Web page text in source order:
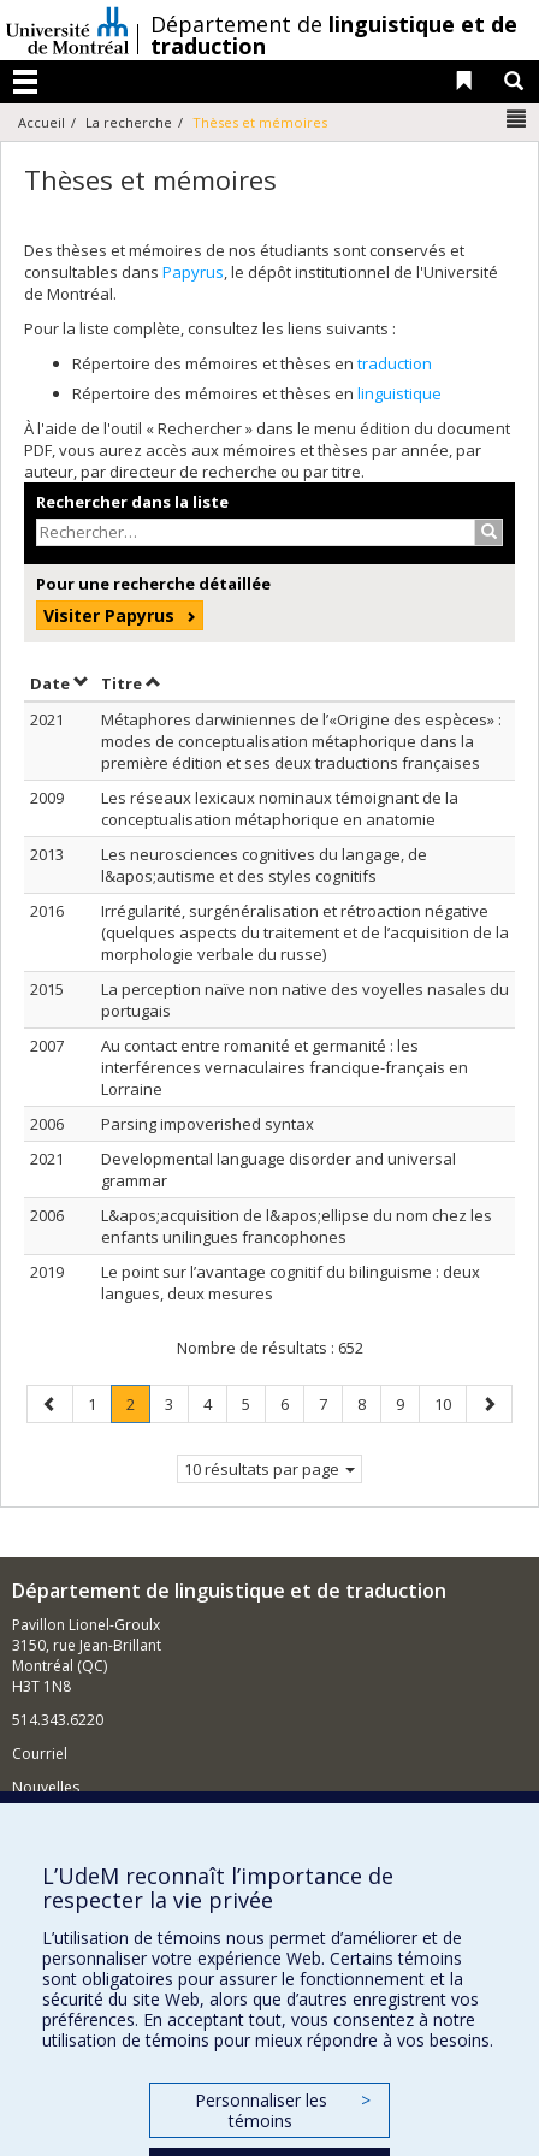
au
contenu
/Département de linguistique et de
traduction
Menu
Liens
Accueil La recherche Thèses et mémoires
Thèses et mémoires
Des thèses et mémoires de nos étudiants sont conservés et
consultables dans Papyrus, le dépôt institutionnel de l'Université
de Montréal.
Pour la liste complète, consultez les liens suivants :
Répertoire des mémoires et thèses en traduction
Répertoire des mémoires et thèses en linguistique
À l'aide de l'outil « Rechercher » dans le menu édition du document
PDF, vous aurez accès aux mémoires et thèses par année, par
auteur, par directeur de recherche ou par titre.
Rechercher dans la liste
Pour une recherche détaillée
Visiter Papyrus
DateTrier par date en ordre décroissant
TitreTrier par titre en ordre décroissant
2021
Métaphores darwiniennes de l’«Origine des espèces» :
modes de conceptualisation métaphorique dans la
première édition et ses deux traductions françaises
2009
Les réseaux lexicaux nominaux témoignant de la
conceptualisation métaphorique en anatomie
2013
Les neurosciences cognitives du langage, de
l&apos;autisme et des styles cognitifs
2016
Irrégularité, surgénéralisation et rétroaction négative
(quelques aspects du traitement et de l’acquisition de la
morphologie verbale du russe)
2015
La perception naïve non native des voyelles nasales du
portugais
2007
Au contact entre romanité et germanité : les
interférences vernaculaires francique-français en
Lorraine
2006
Parsing impoverished syntax
2021
Developmental language disorder and universal
grammar
2006
L&apos;acquisition de l&apos;ellipse du nom chez les
enfants unilingues francophones
2019
Le point sur l’avantage cognitif du bilinguisme : deux
langues, deux mesures
Nombre de résultats : 652
Page
précédente
Page
1 Page
2
Page
Page
3 Page
4 Page
5 Page
6 Page
7 Page
8 Page
9 Page
10
Page
10 résultats par page
Département de linguistique et de traduction
Pavillon Lionel-Groulx
3150, rue Jean-Brillant
Montréal (QC)
H3T 1N8
514.343.6220
Courriel
Nouvelles
Comment soutenir le Département?
BESOIN D'AIDE?
Plan du site
Signaler une erreur
Accessibilité
FACULTÉ DES ARTS ET DES SCIENCES
Nos départements et écoles
L’UdeM reconnaît l’importance de
respecter la vie privée
L’utilisation de témoins nous permet d’améliorer et de
personnaliser votre expérience Web. Certains témoins
sont obligatoires pour assurer le fonctionnement et la
sécurité du site Web, alors que d’autres enregistrent vos
préférences. En acceptant tout, vous consentez à notre
utilisation de témoins pour mieux répondre à vos besoins.
Personnaliser les
témoins
>